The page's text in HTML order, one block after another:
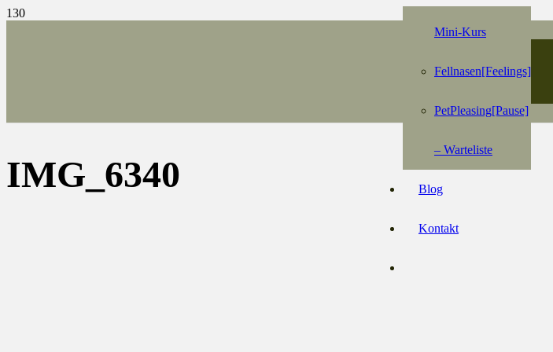
Mini-Kurs
Fellnasen[Feelings]
PetPleasing[Pause]
– Warteliste
Blog
Kontakt
IMG_6340